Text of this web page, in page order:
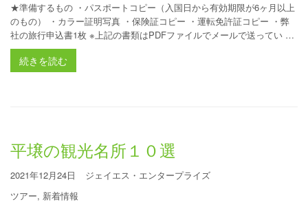
★準備するもの ・パスポートコピー（入国日から有効期限が6ヶ月以上
のもの） ・カラー証明写真 ・保険証コピー ・運転免許証コピー ・弊
社の旅行申込書1枚 ※上記の書類はPDFファイルでメールで送ってい …
続きを読む
平壌の観光名所１０選
2021年12月24日
ジェイエス・エンタープライズ
ツアー, 新着情報